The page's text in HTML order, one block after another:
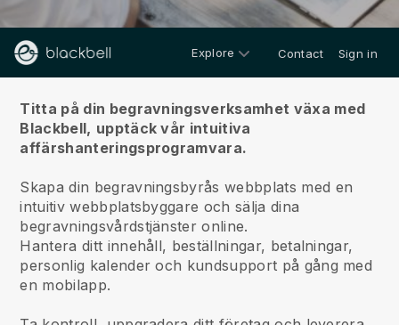
Explore Contact Sign in
Titta på din begravningsverksamhet växa med
Blackbell, upptäck vår intuitiva
affärshanteringsprogramvara.
Skapa din begravningsbyrås webbplats med en
intuitiv webbplatsbyggare och sälja dina
begravningsvårdstjänster online.
Hantera ditt innehåll, beställningar, betalningar,
personlig kalender och kundsupport på gång med
en mobilapp.